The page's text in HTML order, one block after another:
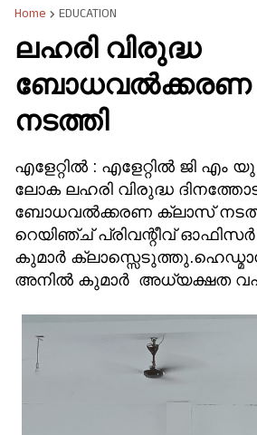
Home EDUCATION
ലഹരി വിരുദ്ധ
ബോധവൽക്കരണ
നടത്തി
എളേറ്റിൽ : എളേറ്റിൽ ജി എം
ലോക ലഹരി വിരുദ്ധ
ബോധവൽക്കരണ ക്ലാസ്
റെയിഞ്ച് പ്രിവന്റീവ്
കുമാർ
അനിൽ കുമാർ അധ്യക്ഷത